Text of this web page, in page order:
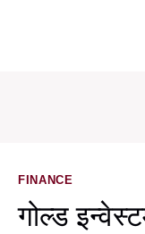
FINANCE
गोल्ड